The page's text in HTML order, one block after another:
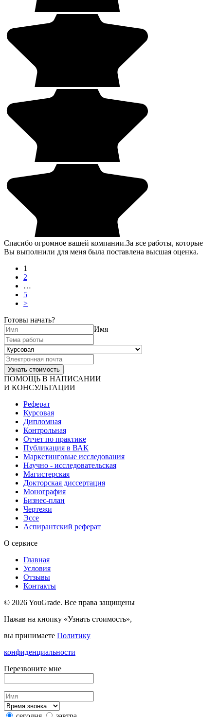
Спасибо огромное вашей компании.За все работы, которые
Вы выполнили для меня была поставлена высшая оценка.
1
2
…
5
>
Готовы начать?
Имя
ПОМОЩЬ В НАПИСАНИИ
И КОНСУЛЬТАЦИИ
Реферат
Курсовая
Дипломная
Контрольная
Отчет по практике
Публикация в ВАК
Маркетинговые исследования
Научно - исследовательская
Магистерская
Докторская диссертация
Монография
Бизнес-план
Чертежи
Эссе
Аспирантский реферат
О сервисе
Главная
Условия
Отзывы
Контакты
© 2026 YouGrade. Все права защищены
Нажав на кнопку «Узнать стоимость»,
вы принимаете Политику
конфиденциальности
Перезвоните мне